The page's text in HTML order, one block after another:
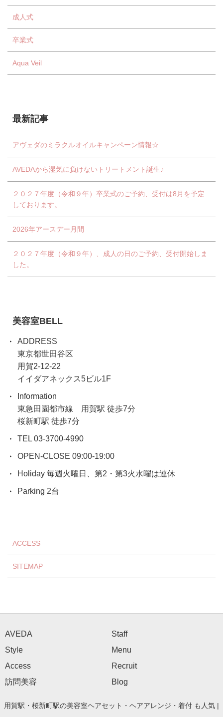
成人式
卒業式
Aqua Veil
最新記事
アヴェダのミラクルオイルキャンペーン情報☆
AVEDAから湿気に負けないトリートメント誕生♪
２０２７年度（令和９年）卒業式のご予約、受付は8月を予定
しております。
2026年アースデー月間
２０２７年度（令和９年）、成人の日のご予約、受付開始しま
した。
美容室BELL
ADDRESS
東京都世田谷区
用賀2-12-22
イイダアネックス5ビル1F
Information
東急田園都市線 用賀駅 徒歩7分
桜新町駅 徒歩7分
TEL 03-3700-4990
OPEN-CLOSE 09:00-19:00
Holiday 毎週火曜日、第2・第3火水曜は連休
Parking 2台
ACCESS
SITEMAP
AVEDA
Staff
Style
Menu
Access
Recruit
訪問美容
Blog
用賀駅・桜新町駅の美容室ヘアセット・ヘアアレンジ・着付 も人気 |